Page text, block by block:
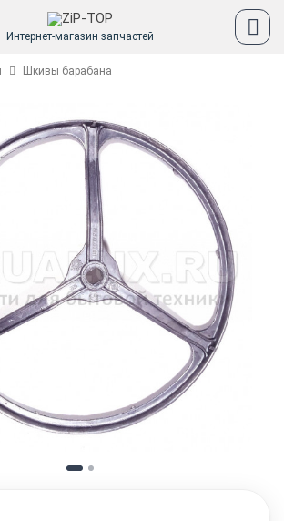
Интернет-магазин запчастей
Шкивы барабана